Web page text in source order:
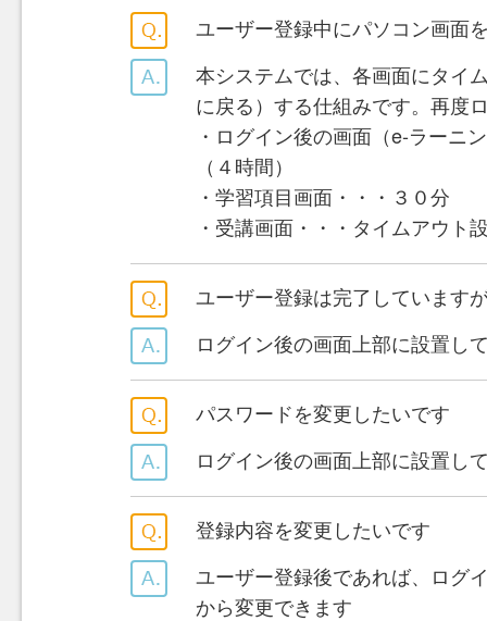
ユーザー登録中にパソコン画面
本システムでは、各画面にタイ
に戻る）する仕組みです。再度
・ログイン後の画面（e‐ラーニ
（４時間）
・学習項目画面・・・３０分
・受講画面・・・タイムアウト
ユーザー登録は完了しています
ログイン後の画面上部に設置し
パスワードを変更したいです
ログイン後の画面上部に設置し
登録内容を変更したいです
ユーザー登録後であれば、ログ
から変更できます